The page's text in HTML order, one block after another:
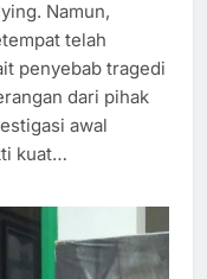
Namun,
telah
penyebab tragedi
dari pihak
awal
kuat…